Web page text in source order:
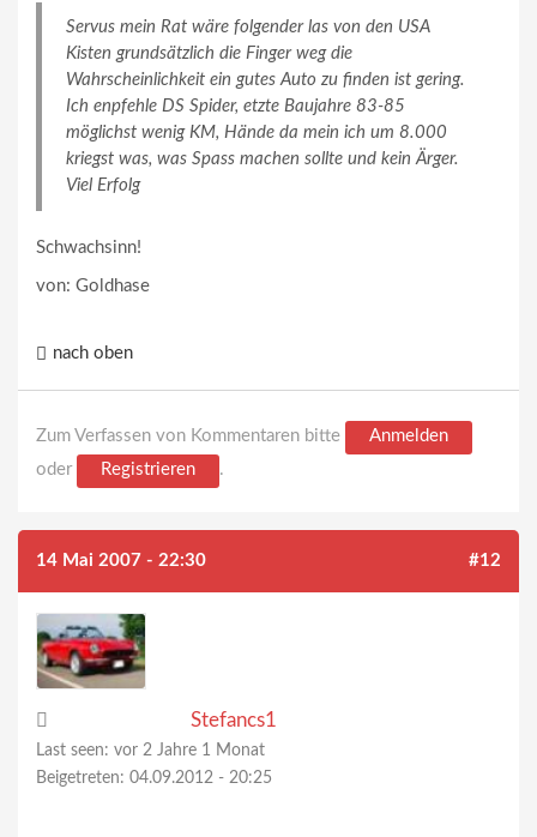
Servus mein Rat wäre folgender las von den USA
Kisten grundsätzlich die Finger weg die
Wahrscheinlichkeit ein gutes Auto zu finden ist gering.
Ich enpfehle DS Spider, etzte Baujahre 83-85
möglichst wenig KM, Hände da mein ich um 8.000
kriegst was, was Spass machen sollte und kein Ärger.
Viel Erfolg
Schwachsinn!
von: Goldhase
nach oben
Zum Verfassen von Kommentaren bitte
Anmelden
oder
Registrieren .
14 Mai 2007 - 22:30 #12
Stefancs1
Last seen: vor 2 Jahre 1 Monat
Beigetreten: 04.09.2012 - 20:25